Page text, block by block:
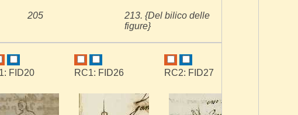
205
213. {Del bilico delle
figure}
FID20 RC1: FID26 RC2: FID27